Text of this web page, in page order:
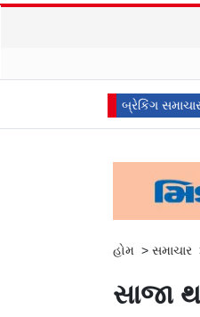
બ્રેકિંગ
આપ્યો જવાબ, કહ્યું વિદેશી ભંડોળ…
હોમ > સમાચાર
સાજા